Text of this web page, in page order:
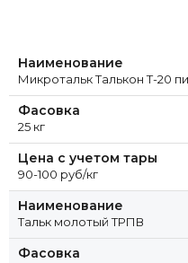
Наименование
Микротальк Талькон Т-20
Фасовка
25 кг
Цена с учетом тары
90-100 руб/кг
Наименование
Тальк молотый ТРПВ
Фасовка